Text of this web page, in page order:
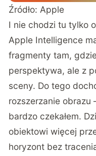
Źródło: Apple
I nie chodzi tu tylko
Apple Intelligence
fragmenty tam,
perspektywa, ale z
sceny. Do tego
rozszerzanie
bardzo czekałem.
obiektowi więcej
horyzont bez